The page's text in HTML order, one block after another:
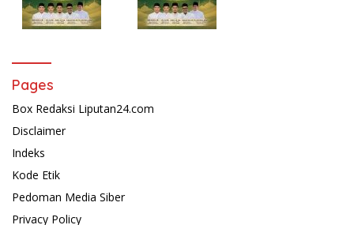
Pages
Box Redaksi Liputan24.com
Disclaimer
Indeks
Kode Etik
Pedoman Media Siber
Privacy Policy